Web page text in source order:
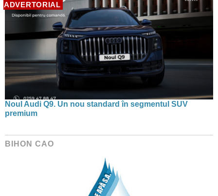
ADVERTORIAL
Noul Audi Q9. Un nou standard în segmentul SUV
premium
BIHON CAO